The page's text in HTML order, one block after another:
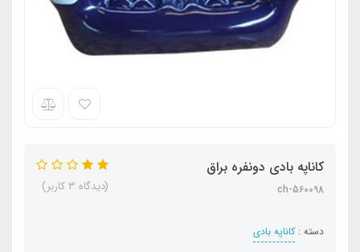
کاناپه بادی دونفره براق
ch-560098
دسته :کاناپه بادی
(دیدگاه 3 کاربر)